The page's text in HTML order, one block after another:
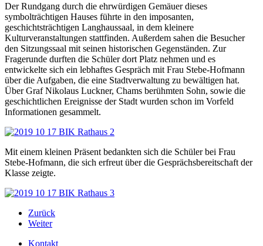
Der Rundgang durch die ehrwürdigen Gemäuer dieses
symbolträchtigen Hauses führte in den imposanten,
geschichtsträchtigen Langhaussaal, in dem kleinere
Kulturveranstaltungen stattfinden. Außerdem sahen die Besucher
den Sitzungssaal mit seinen historischen Gegenständen. Zur
Fragerunde durften die Schüler dort Platz nehmen und es
entwickelte sich ein lebhaftes Gespräch mit Frau Stebe-Hofmann
über die Aufgaben, die eine Stadtverwaltung zu bewältigen hat.
Über Graf Nikolaus Luckner, Chams berühmten Sohn, sowie die
geschichtlichen Ereignisse der Stadt wurden schon im Vorfeld
Informationen gesammelt.
Mit einem kleinen Präsent bedankten sich die Schüler bei Frau
Stebe-Hofmann, die sich erfreut über die Gesprächsbereitschaft der
Klasse zeigte.
Zurück
Weiter
Kontakt